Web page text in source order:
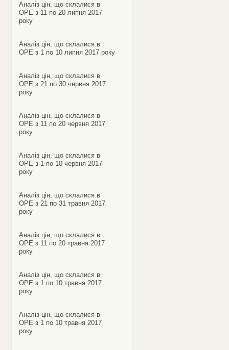
Аналіз цін, що склалися в
ОРЕ з 11 по 20 липня 2017
року
Аналіз цін, що склалися в
ОРЕ з 1 по 10 липня 2017 року
Аналіз цін, що склалися в
ОРЕ з 21 по 30 червня 2017
року
Аналіз цін, що склалися в
ОРЕ з 11 по 20 червня 2017
року
Аналіз цін, що склалися в
ОРЕ з 1 по 10 червня 2017
року
Аналіз цін, що склалися в
ОРЕ з 21 по 31 травня 2017
року
Аналіз цін, що склалися в
ОРЕ з 11 по 20 травня 2017
року
Аналіз цін, що склалися в
ОРЕ з 1 по 10 травня 2017
року
Аналіз цін, що склалися в
ОРЕ з 1 по 10 травня 2017
року